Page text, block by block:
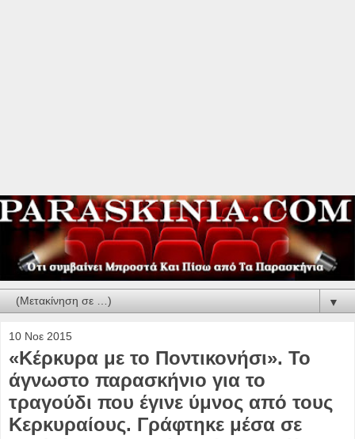
▼
10 Νοε 2015
«Κέρκυρα με το Ποντικονήσι». Το
άγνωστο παρασκήνιο για το
τραγούδι που έγινε ύμνος από τους
Κερκυραίους. Γράφτηκε μέσα σε